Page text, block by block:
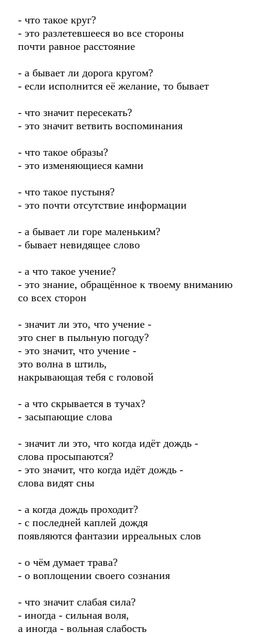
- что такое круг?
- это разлетевшееся во все стороны
почти равное расстояние
- а бывает ли дорога кругом?
- если исполнится её желание, то бывает
- что значит пересекать?
- это значит ветвить воспоминания
- что такое образы?
- это изменяющиеся камни
- что такое пустыня?
- это почти отсутствие информации
- а бывает ли горе маленьким?
- бывает невидящее слово
- а что такое учение?
- это знание, обращённое к твоему вниманию
со всех сторон
- значит ли это, что учение -
это снег в пыльную погоду?
- это значит, что учение -
это волна в штиль,
накрывающая тебя с головой
- а что скрывается в тучах?
- засыпающие слова
- значит ли это, что когда идёт дождь -
слова просыпаются?
- это значит, что когда идёт дождь -
слова видят сны
- а когда дождь проходит?
- с последней каплей дождя
появляются фантазии ирреальных слов
- о чём думает трава?
- о воплощении своего сознания
- что значит слабая сила?
- иногда - сильная воля,
а иногда - вольная слабость